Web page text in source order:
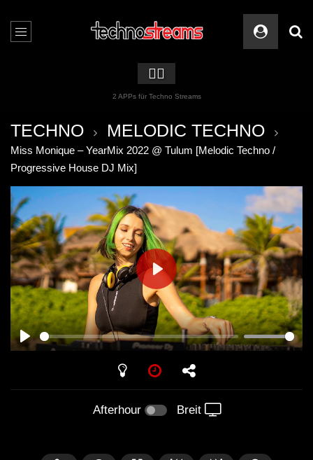
🏳️‍🌈
2 APPs für Techno Streams
TECHNO MELODIC TECHNO
Miss Monique – YearMix 2022 @ Tulum [Melodic Techno /
Progressive House DJ Mix]
PLAY
PLAY
Afterhour Breit